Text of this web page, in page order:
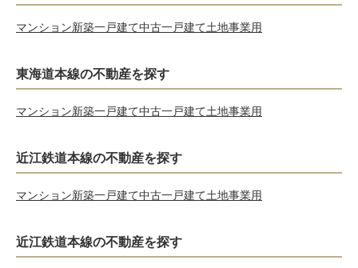
マンション新築一戸建て中古一戸建て土地事業用
東海道本線の不動産を探す
マンション新築一戸建て中古一戸建て土地事業用
近江鉄道本線の不動産を探す
マンション新築一戸建て中古一戸建て土地事業用
近江鉄道本線の不動産を探す